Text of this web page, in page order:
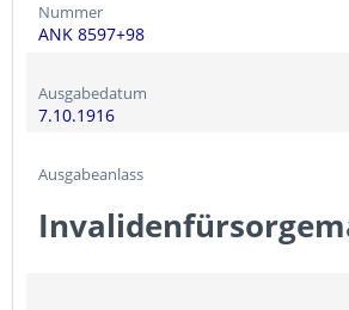
Nummer
ANK 8597+98
Ausgabedatum
7.10.1916
Ausgabeanlass